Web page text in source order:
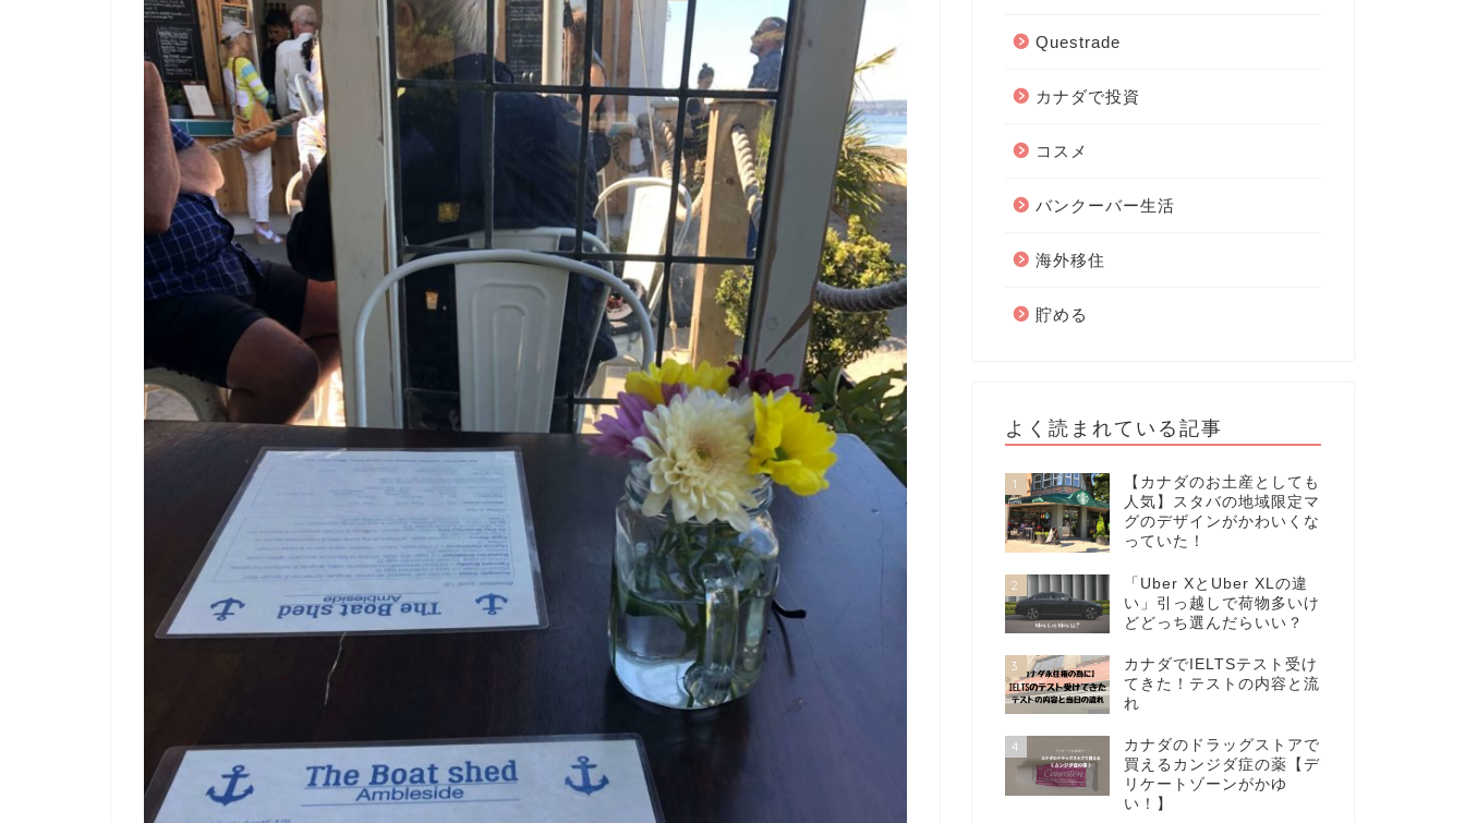
Questrade
カナダで投資
コスメ
バンクーバー生活
海外移住
貯める
よく読まれている記事
1
【カナダのお土産としても
人気】スタバの地域限定マ
グのデザインがかわいくな
っていた！
2
「Uber XとUber XLの違
い」引っ越しで荷物多いけ
どどっち選んだらいい？
3
カナダでIELTSテスト受け
てきた！テストの内容と流
れ
4
カナダのドラッグストアで
買えるカンジダ症の薬【デ
リケートゾーンがかゆ
い！】